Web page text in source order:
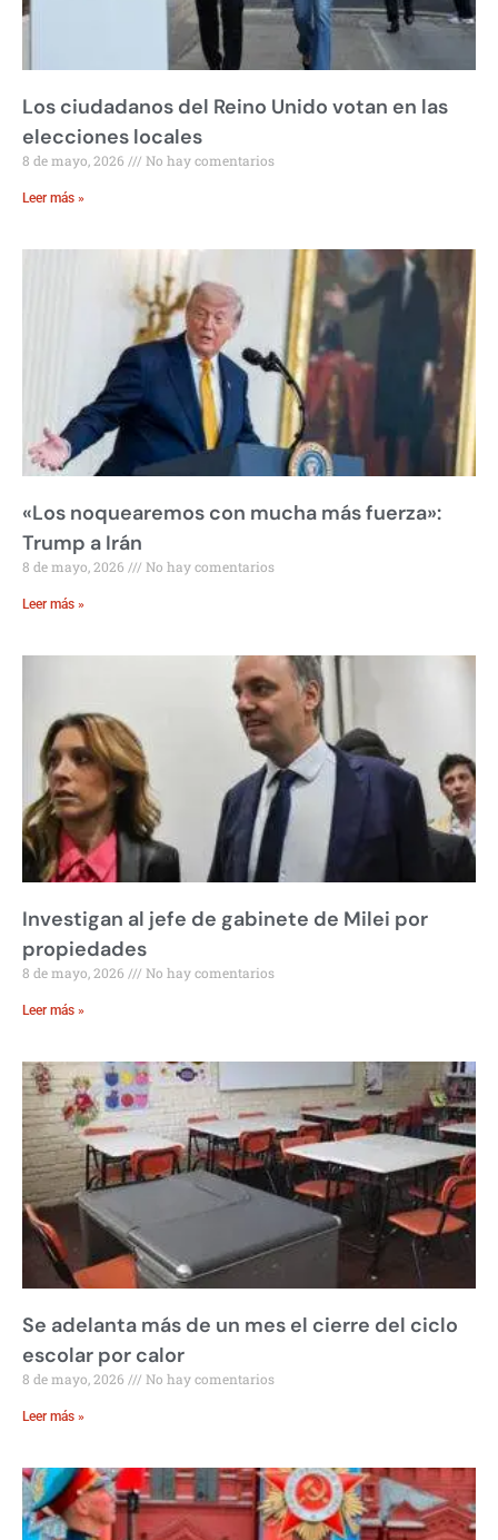
Los ciudadanos del Reino Unido votan en las
elecciones locales
8 de mayo, 2026 No hay comentarios
Leer más »
«Los noquearemos con mucha más fuerza»:
Trump a Irán
8 de mayo, 2026 No hay comentarios
Leer más »
Investigan al jefe de gabinete de Milei por
propiedades
8 de mayo, 2026 No hay comentarios
Leer más »
Se adelanta más de un mes el cierre del ciclo
escolar por calor
8 de mayo, 2026 No hay comentarios
Leer más »